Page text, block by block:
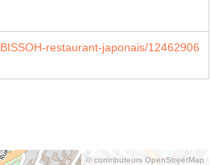
restaurant-japonais/12462906
© contributeurs OpenStreetMap